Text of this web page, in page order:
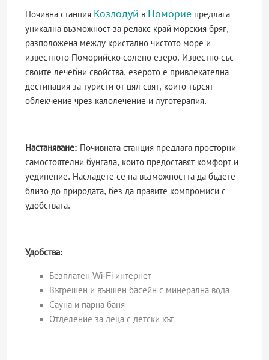
Почивна станция Козлодуй в Поморие предлага
уникална възможност за релакс край морския бряг,
разположена между кристално чистото море и
известното Поморийско солено езеро. Известно със
своите лечебни свойства, езерото е привлекателна
дестинация за туристи от цял свят, които търсят
облекчение чрез калолечение и луготерапия.
Настаняване: Почивната станция предлага просторни
самостоятелни бунгала, които предоставят комфорт и
уединение. Насладете се на възможността да бъдете
близо до природата, без да правите компромиси с
удобствата.
Удобства:
Безплатен Wi-Fi интернет
Вътрешен и външен басейн с минерална вода
Сауна и парна баня
Отделение за деца с детски кът